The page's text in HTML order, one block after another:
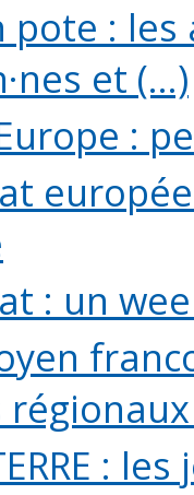
pote :
et (...)
:
: un
: